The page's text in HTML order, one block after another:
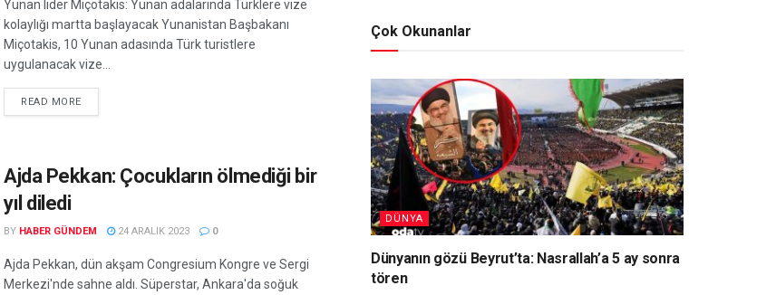
Yunan lider Miçotakis: Yunan adalarında Türklere vize
kolaylığı martta başlayacak Yunanistan Başbakanı
Miçotakis, 10 Yunan adasında Türk turistlere
uygulanacak vize...
READ MORE
Ajda Pekkan: Çocukların ölmediği bir
yıl diledi
BY HABER GÜNDEM 24 ARALIK 2023 0
Ajda Pekkan, dün akşam Congresium Kongre ve Sergi
Merkezi'nde sahne aldı. Süperstar, Ankara'da soğuk
Çok Okunanlar
DÜNYA
Dünyanın gözü Beyrut’ta: Nasrallah’a 5 ay sonra
tören